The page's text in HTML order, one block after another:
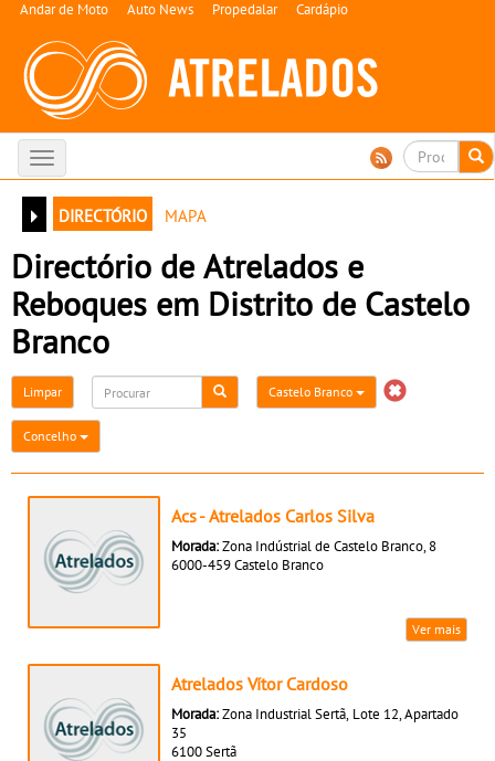
Andar de Moto Auto News Propedalar Cardápio
Toggle
navigation
directório mapa
Directório de Atrelados e
Reboques em Distrito de Castelo
Branco
Limpar Castelo Branco
Concelho
Acs - Atrelados Carlos Silva
Morada:Zona Indústrial de Castelo Branco, 8
6000-459 Castelo Branco
Ver mais
Atrelados Vítor Cardoso
Morada:Zona Industrial Sertã, Lote 12, Apartado
35
6100 Sertã